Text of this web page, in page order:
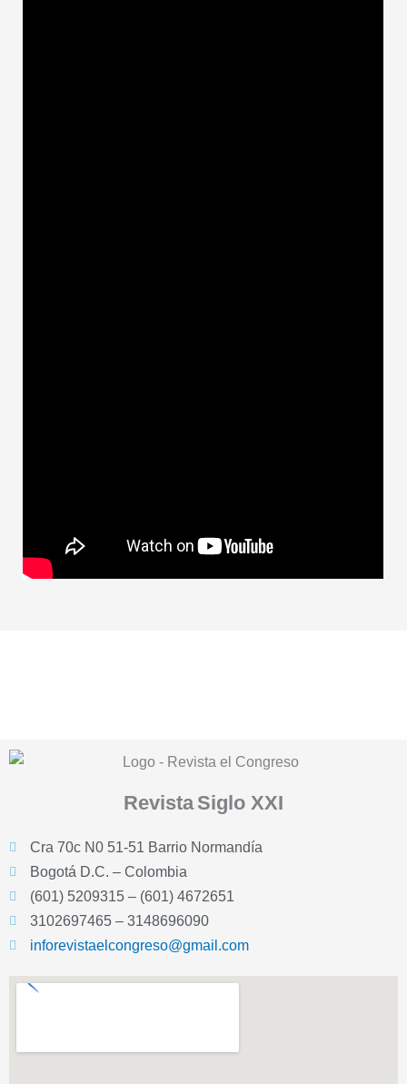
Revista Siglo XXI
Cra 70c N0 51-51 Barrio Normandía
Bogotá D.C. – Colombia
(601) 5209315 – (601) 4672651
3102697465 – 3148696090
inforevistaelcongreso@gmail.com